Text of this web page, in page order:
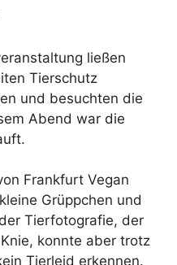
ließen
Tierschutz
und besuchten die
Abend war die
Frankfurt Vegan
Grüppchen und
Tierfotografie, der
konnte aber trotz
Tierleid erkennen.